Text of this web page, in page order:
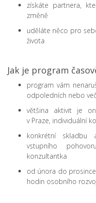
získáte partnera,
změně
uděláte něco pro
života
Jak je program
program vám
odpoledních nebo
většina aktivit je
v Praze, individuální
konkrétní
vstupního
konzultantka
od února do
hodin osobního